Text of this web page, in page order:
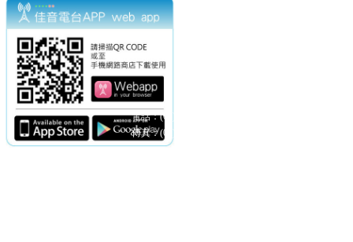
電話：(02)2369-9050
傳真：(02)2362-7816